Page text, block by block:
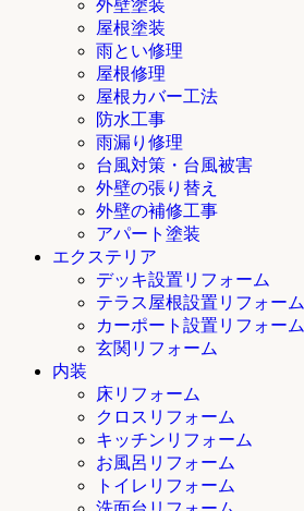
外壁塗装
屋根塗装
雨とい修理
屋根修理
屋根カバー工法
防水工事
雨漏り修理
台風対策・台風被害
外壁の張り替え
外壁の補修工事
アパート塗装
エクステリア
デッキ設置リフォーム
テラス屋根設置リフォーム
カーポート設置リフォーム
玄関リフォーム
内装
床リフォーム
クロスリフォーム
キッチンリフォーム
お風呂リフォーム
トイレリフォーム